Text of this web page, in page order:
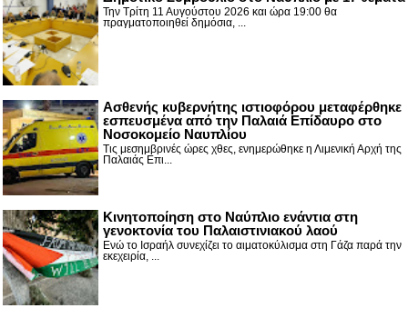
Την Τρίτη 11 Αυγούστου 2026 και ώρα 19:00 θα
πραγματοποιηθεί δημόσια, ...
Ασθενής κυβερνήτης ιστιοφόρου μεταφέρθηκε
εσπευσμένα από την Παλαιά Επίδαυρο στο
Νοσοκομείο Ναυπλίου
Τις μεσημβρινές ώρες χθες, ενημερώθηκε η Λιμενική Αρχή της
Παλαιάς Επι...
Κινητοποίηση στο Ναύπλιο ενάντια στη
γενοκτονία του Παλαιστινιακού λαού
Ενώ το Ισραήλ συνεχίζει το αιματοκύλισμα στη Γάζα παρά την
εκεχειρία, ...